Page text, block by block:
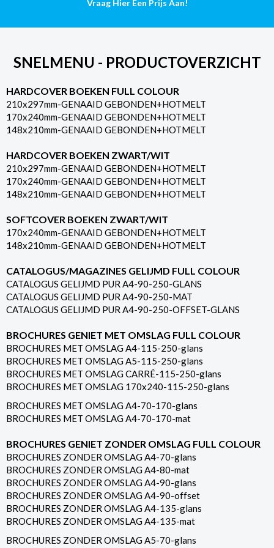
Vraag Hier Een Prijs Aan!
SNELMENU - PRODUCTOVERZICHT
HARDCOVER BOEKEN FULL COLOUR
210x297mm-GENAAID GEBONDEN+HOTMELT
170x240mm-GENAAID GEBONDEN+HOTMELT
148x210mm-GENAAID GEBONDEN+HOTMELT
HARDCOVER BOEKEN ZWART/WIT
210x297mm-GENAAID GEBONDEN+HOTMELT
170x240mm-GENAAID GEBONDEN+HOTMELT
148x210mm-GENAAID GEBONDEN+HOTMELT
SOFTCOVER BOEKEN ZWART/WIT
170x240mm-GENAAID GEBONDEN+HOTMELT
148x210mm-GENAAID GEBONDEN+HOTMELT
CATALOGUS/MAGAZINES GELIJMD FULL COLOUR
CATALOGUS GELIJMD PUR A4-90-250-GLANS
CATALOGUS GELIJMD PUR A4-90-250-MAT
CATALOGUS GELIJMD PUR A4-90-250-OFFSET-GLANS
BROCHURES GENIET MET OMSLAG FULL COLOUR
BROCHURES MET OMSLAG A4-115-250-glans
BROCHURES MET OMSLAG A5-115-250-glans
BROCHURES MET OMSLAG CARRÉ-115-250-glans
BROCHURES MET OMSLAG 170x240-115-250-glans
BROCHURES MET OMSLAG A4-70-170-glans
BROCHURES MET OMSLAG A4-70-170-mat
BROCHURES GENIET ZONDER OMSLAG FULL COLOUR
BROCHURES ZONDER OMSLAG A4-70-glans
BROCHURES ZONDER OMSLAG A4-80-mat
BROCHURES ZONDER OMSLAG A4-90-glans
BROCHURES ZONDER OMSLAG A4-90-offset
BROCHURES ZONDER OMSLAG A4-135-glans
BROCHURES ZONDER OMSLAG A4-135-mat
BROCHURES ZONDER OMSLAG A5-70-glans